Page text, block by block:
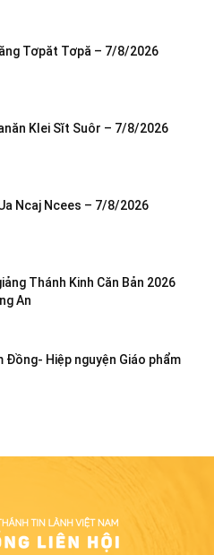
Tơpăt Tơpă – 7/8/2026
Klei Sĭt Suôr – 7/8/2026
Ncaj Ncees – 7/8/2026
Thánh Kinh Căn Bản 2026
An
Đồng- Hiệp nguyện Giáo phẩm